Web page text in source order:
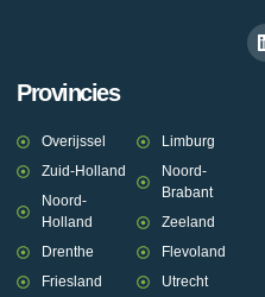
Provincies
Overijssel
Zuid-Holland
Noord-
Holland
Drenthe
Friesland
Limburg
Noord-
Brabant
Zeeland
Flevoland
Utrecht